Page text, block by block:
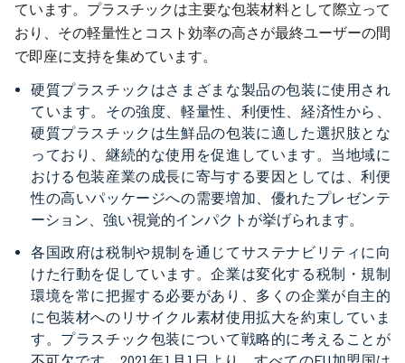
ています。プラスチックは主要な包装材料として際立って
おり、その軽量性とコスト効率の高さが最終ユーザーの間
で即座に支持を集めています。
硬質プラスチックはさまざまな製品の包装に使用され
ています。その強度、軽量性、利便性、経済性から、
硬質プラスチックは生鮮品の包装に適した選択肢とな
っており、継続的な使用を促進しています。当地域に
おける包装産業の成長に寄与する要因としては、利便
性の高いパッケージへの需要増加、優れたプレゼンテ
ーション、強い視覚的インパクトが挙げられます。
各国政府は税制や規制を通じてサステナビリティに向
けた行動を促しています。企業は変化する税制・規制
環境を常に把握する必要があり、多くの企業が自主的
に包装材へのリサイクル素材使用拡大を約束していま
す。プラスチック包装について戦略的に考えることが